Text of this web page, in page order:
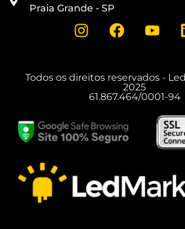
Praia Grande - SP
Todos os direitos reservados -
2025
61.867.464/0001-94